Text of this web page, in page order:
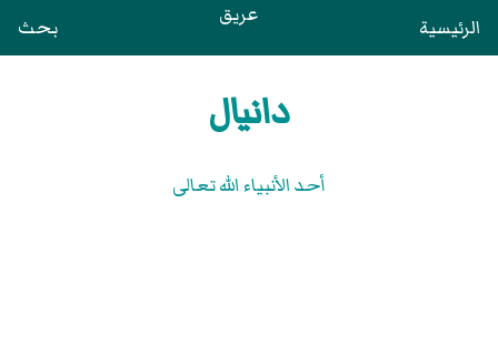
الرئيسية عريق بحث
دانيال
أحد الأنبياء الله تعالى